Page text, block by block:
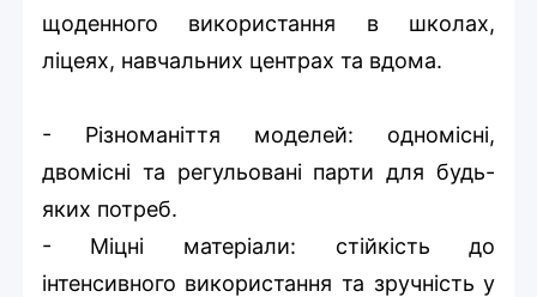
щоденного використання в школах,
ліцеях, навчальних центрах та вдома.
- Різноманіття моделей: одномісні,
двомісні та регульовані парти для будь-
яких потреб.
- Міцні матеріали: стійкість до
інтенсивного використання та зручність у